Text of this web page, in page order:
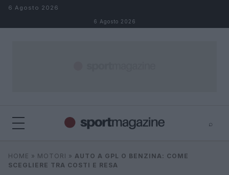
Salta al contenuto
6 Agosto 2026
6 Agosto 2026
⌕
Cerca
HOME » MOTORI » AUTO A GPL O BENZINA: COME
SCEGLIERE TRA COSTI E RESA